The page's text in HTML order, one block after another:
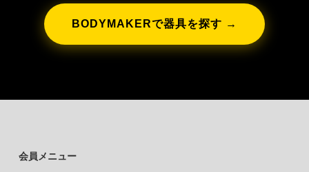
BODYMAKERで器具を探す →
会員メニュー